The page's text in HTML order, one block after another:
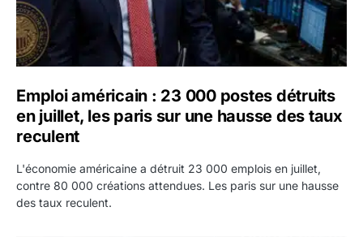
Emploi américain : 23 000 postes détruits
en juillet, les paris sur une hausse des taux
reculent
L'économie américaine a détruit 23 000 emplois en juillet,
contre 80 000 créations attendues. Les paris sur une hausse
des taux reculent.